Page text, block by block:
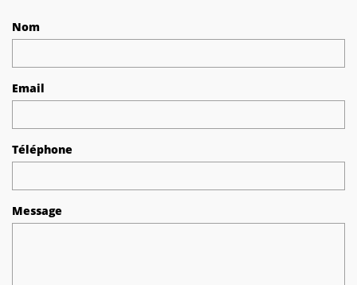
Nom
Email
Téléphone
Message